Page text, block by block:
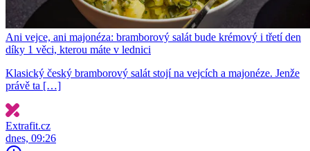
Ani vejce, ani majonéza: bramborový salát bude krémový i třetí den
díky 1 věci, kterou máte v lednici
Klasický český bramborový salát stojí na vejcích a majonéze. Jenže
právě ta […]
Extrafit.cz
dnes, 09:26